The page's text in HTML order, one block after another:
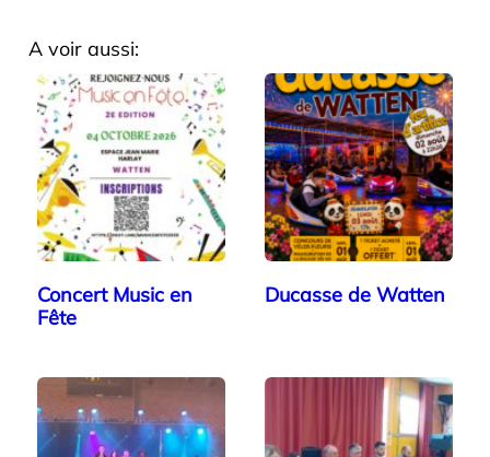
A voir aussi:
Concert Music en
Fête
Ducasse de Watten